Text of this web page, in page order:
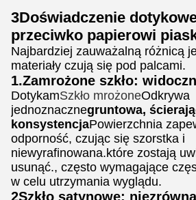
3Doświadczenie
przeciwko papierowi
Najbardziej zauważalną różnicą
materiały czują się pod palcami.
1.Zamrożone szkło:
DotykamSzkło mrożoneOdkrywa
jednoznacznegruntowa,
konsystencjaPowierzchnia
odporność, czując się szorstka i
niewyrafinowana.które zostają
usunąć., często wymagające
w celu utrzymania wyglądu.
2Szkło satynowe: